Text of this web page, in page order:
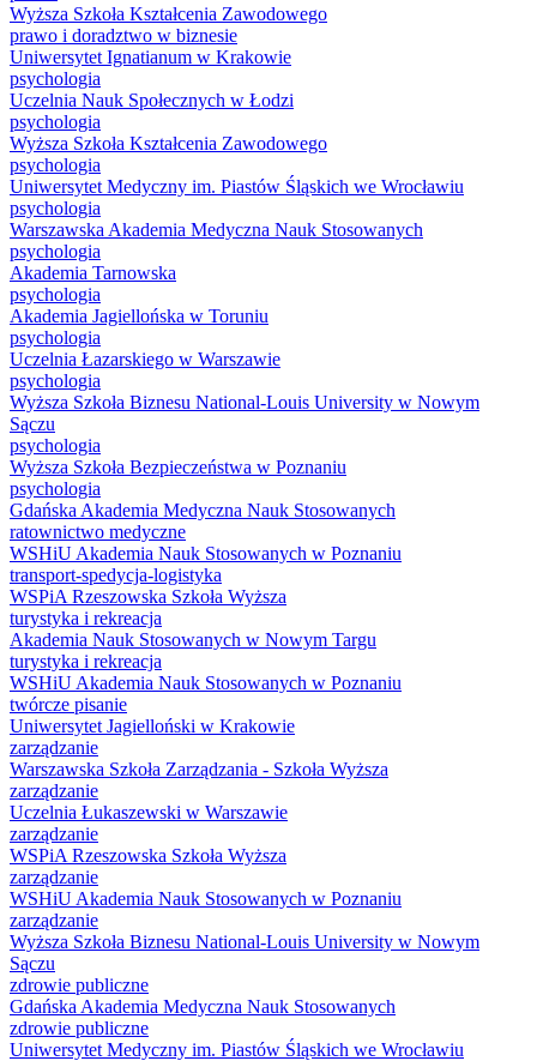
Wyższa Szkoła Kształcenia Zawodowego
prawo i doradztwo w biznesie
Uniwersytet Ignatianum w Krakowie
psychologia
Uczelnia Nauk Społecznych w Łodzi
psychologia
Wyższa Szkoła Kształcenia Zawodowego
psychologia
Uniwersytet Medyczny im. Piastów Śląskich we Wrocławiu
psychologia
Warszawska Akademia Medyczna Nauk Stosowanych
psychologia
Akademia Tarnowska
psychologia
Akademia Jagiellońska w Toruniu
psychologia
Uczelnia Łazarskiego w Warszawie
psychologia
Wyższa Szkoła Biznesu National-Louis University w Nowym
Sączu
psychologia
Wyższa Szkoła Bezpieczeństwa w Poznaniu
psychologia
Gdańska Akademia Medyczna Nauk Stosowanych
ratownictwo medyczne
WSHiU Akademia Nauk Stosowanych w Poznaniu
transport-spedycja-logistyka
WSPiA Rzeszowska Szkoła Wyższa
turystyka i rekreacja
Akademia Nauk Stosowanych w Nowym Targu
turystyka i rekreacja
WSHiU Akademia Nauk Stosowanych w Poznaniu
twórcze pisanie
Uniwersytet Jagielloński w Krakowie
zarządzanie
Warszawska Szkoła Zarządzania - Szkoła Wyższa
zarządzanie
Uczelnia Łukaszewski w Warszawie
zarządzanie
WSPiA Rzeszowska Szkoła Wyższa
zarządzanie
WSHiU Akademia Nauk Stosowanych w Poznaniu
zarządzanie
Wyższa Szkoła Biznesu National-Louis University w Nowym
Sączu
zdrowie publiczne
Gdańska Akademia Medyczna Nauk Stosowanych
zdrowie publiczne
Uniwersytet Medyczny im. Piastów Śląskich we Wrocławiu